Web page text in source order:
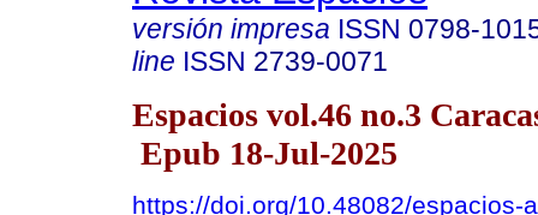
versión impresa ISSN 0798-
line ISSN 2739-0071
Espacios vol.46 no.3
Epub 18-Jul-2025
https://doi.org/10.48082/espacios-